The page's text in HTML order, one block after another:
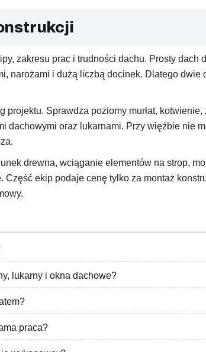
zakresu prac i trudności dachu. Prosty
narożami i dużą liczbą docinek. Dlatego dwie
projektu. Sprawdza poziomy murłat,
dachowymi oraz lukarnami. Przy więźbie nie
drewna, wciąganie elementów na strop,
ekip podaje cenę tylko za montaż
lukarny i okna dachowe?
praca?